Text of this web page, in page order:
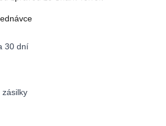
30 dní
zásilky